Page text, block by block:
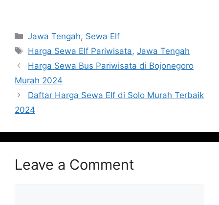
Categories
Jawa Tengah, Sewa Elf
Tags
Harga Sewa Elf Pariwisata,Jawa Tengah
Harga Sewa Bus Pariwisata di Bojonegoro
Murah 2024
Daftar Harga Sewa Elf di Solo Murah Terbaik
2024
Leave a Comment